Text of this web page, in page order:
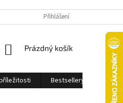
Přihlášení
NÁKUPNÍ
Prázdný košík
Bestsellery